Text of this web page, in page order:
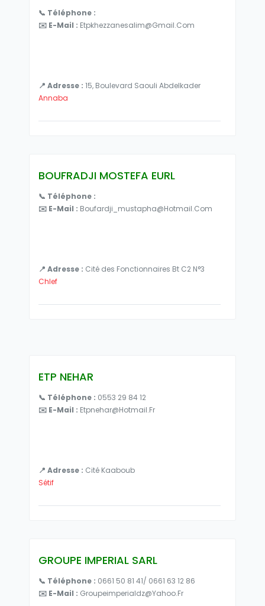
📞 Téléphone :
✉️ E-Mail : Etpkhezzanesalim@gmail.com
📍 Adresse : 15, Boulevard Saouli Abdelkader
Annaba
BOUFRADJI MOSTEFA EURL
📞 Téléphone :
✉️ E-Mail : Boufardji_mustapha@hotmail.com
📍 Adresse : Cité des Fonctionnaires Bt C2 N°3
Chlef
ETP NEHAR
📞 Téléphone : 0553 29 84 12
✉️ E-Mail : Etpnehar@hotmail.fr
📍 Adresse : Cité Kaaboub
Sétif
GROUPE IMPERIAL SARL
📞 Téléphone : 0661 50 81 41/ 0661 63 12 86
✉️ E-Mail : Groupeimperialdz@yahoo.fr